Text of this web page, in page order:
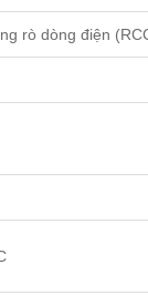
rò dòng điện